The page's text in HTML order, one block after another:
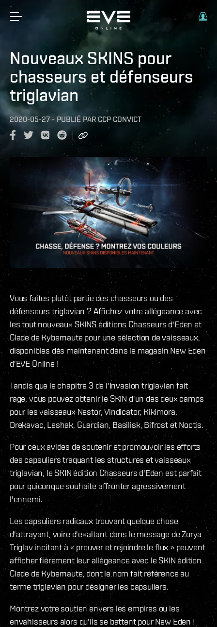
Nouveaux SKINS pour
chasseurs et défenseurs
triglavian
2020-05-27 - PUBLIÉ PAR CCP CONVICT
Vous faites plutôt partie des chasseurs ou des
défenseurs triglavian ? Affichez votre allégeance avec
les tout nouveaux SKINS éditions Chasseurs d'Eden et
Clade de Kybernaute pour une sélection de vaisseaux,
disponibles dès maintenant dans le magasin New Eden
d'EVE Online !
Tandis que le chapitre 3 de l'Invasion triglavian fait
rage, vous pouvez obtenir le SKIN d'un des deux camps
pour les vaisseaux Nestor, Vindicator, Kikimora,
Drekavac, Leshak, Guardian, Basilisk, Bifrost et Noctis.
Pour ceux avides de soutenir et promouvoir les efforts
des capsuliers traquant les structures et vaisseaux
triglavian, le SKIN édition Chasseurs d'Eden est parfait
pour quiconque souhaite affronter agressivement
l'ennemi.
Les capsuliers radicaux trouvant quelque chose
d'attrayant, voire d'exaltant dans le message de Zorya
Triglav incitant à « prouver et rejoindre le flux » peuvent
afficher fièrement leur allégeance avec le SKIN édition
Clade de Kybernaute, dont le nom fait référence au
terme triglavian pour désigner les capsuliers.
Montrez votre soutien envers les empires ou les
envahisseurs alors qu'ils se battent pour New Eden !